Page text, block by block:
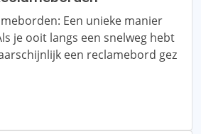
Een unieke manier
je ooit langs een snelweg hebt
een reclamebord gez